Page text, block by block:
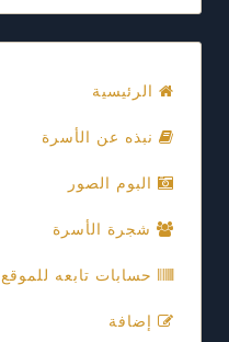
الرئيسية
نبذه عن الأسرة
البوم الصور
شجرة الأسرة
حسابات تابعه للموقع
إضافة